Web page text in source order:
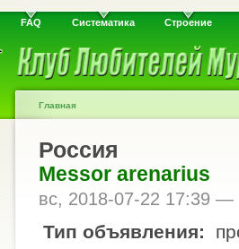
FAQ Систематика Строение
Главная
Россия
Messor arenarius
вс, 2018-07-22 17:39 —
Тип объявления: